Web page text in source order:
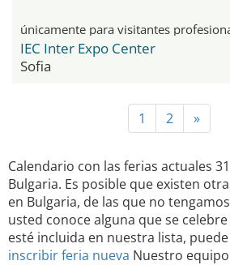
únicamente para visitantes
IEC Inter Expo Center
Sofia
1 2 »
Calendario con las ferias actuales
Bulgaria. Es posible que existen
en Bulgaria, de las que no
usted conoce alguna que se
esté incluida en nuestra lista,
inscribir feria nueva Nuestro